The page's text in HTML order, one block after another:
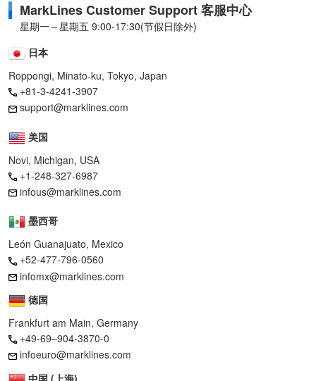
MarkLines Customer Support 客服中心
星期一～星期五 9:00-17:30(节假日除外)
日本
Roppongi, Minato-ku, Tokyo, Japan
+81-3-4241-3907
support@marklines.com
美国
Novi, Michigan, USA
+1-248-327-6987
infous@marklines.com
墨西哥
León Guanajuato, Mexico
+52-477-796-0560
infomx@marklines.com
德国
Frankfurt am Main, Germany
+49-69–904-3870-0
infoeuro@marklines.com
中国 (上海)